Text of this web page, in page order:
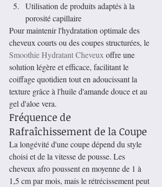
Utilisation de produits adaptés à la
porosité capillaire
Pour maintenir l'hydratation optimale des
cheveux courts ou des coupes structurées, le
Smoothie Hydratant Cheveux offre une
solution légère et efficace, facilitant le
coiffage quotidien tout en adoucissant la
texture grâce à l'huile d'amande douce et au
gel d'aloe vera.
Fréquence de
Rafraîchissement de la Coupe
La longévité d'une coupe dépend du style
choisi et de la vitesse de pousse. Les
cheveux afro poussent en moyenne de 1 à
1,5 cm par mois, mais le rétrécissement peut